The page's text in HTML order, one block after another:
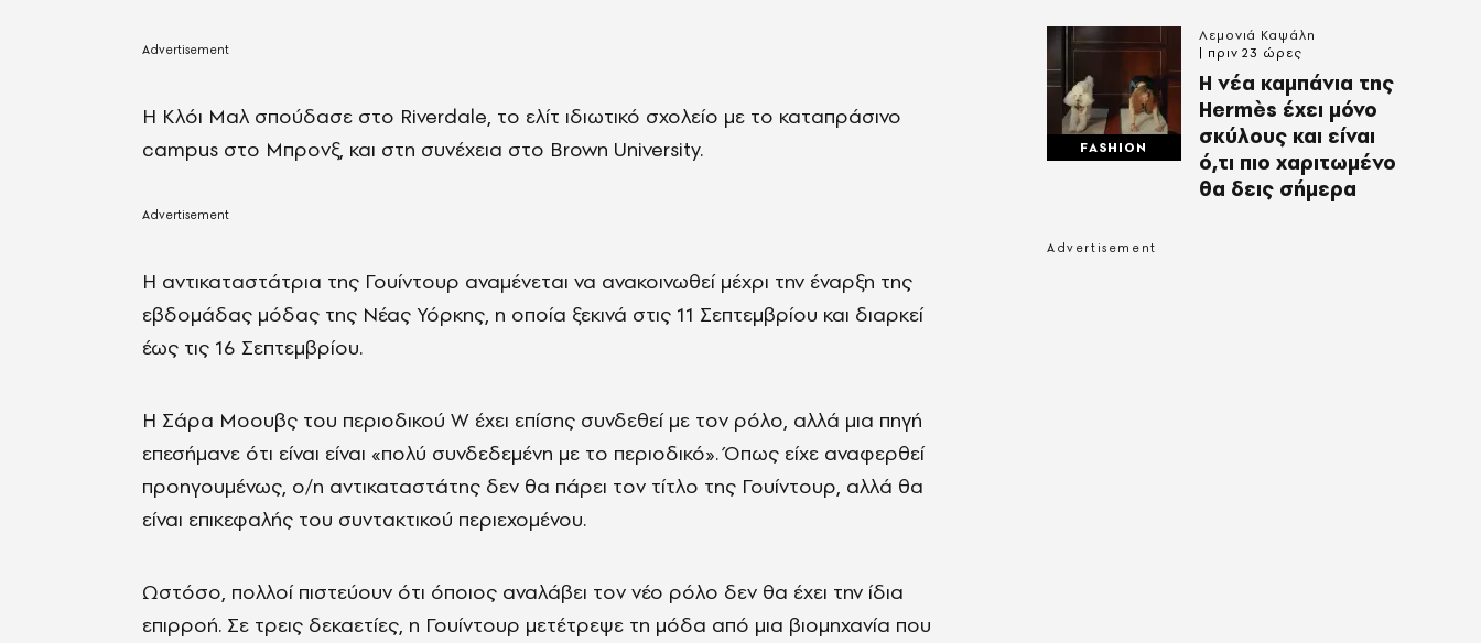
Η Κλόι Μαλ σπούδασε στο Riverdale, το ελίτ ιδιωτικό σχολείο με το καταπράσινο
campus στο Μπρονξ, και στη συνέχεια στο Brown University.
Η αντικαταστάτρια της Γουίντουρ αναμένεται να ανακοινωθεί μέχρι την έναρξη της
εβδομάδας μόδας της Νέας Υόρκης, η οποία ξεκινά στις 11 Σεπτεμβρίου και διαρκεί
έως τις 16 Σεπτεμβρίου.
Η Σάρα Μοουβς του περιοδικού W έχει επίσης συνδεθεί με τον ρόλο, αλλά μια πηγή
επεσήμανε ότι είναι είναι «πολύ συνδεδεμένη με το περιοδικό». Όπως είχε αναφερθεί
προηγουμένως, ο/η αντικαταστάτης δεν θα πάρει τον τίτλο της Γουίντουρ, αλλά θα
είναι επικεφαλής του συντακτικού περιεχομένου.
Ωστόσο, πολλοί πιστεύουν ότι όποιος αναλάβει τον νέο ρόλο δεν θα έχει την ίδια
επιρροή. Σε τρεις δεκαετίες, η Γουίντουρ μετέτρεψε τη μόδα από μια βιομηχανία που
FASHION
Η νέα καμπάνια της
Hermès έχει μόνο
σκύλους και είναι
ό,τι πιο χαριτωμένο
θα δεις σήμερα
Λεμονιά Καψάλη
πριν 23 ώρες